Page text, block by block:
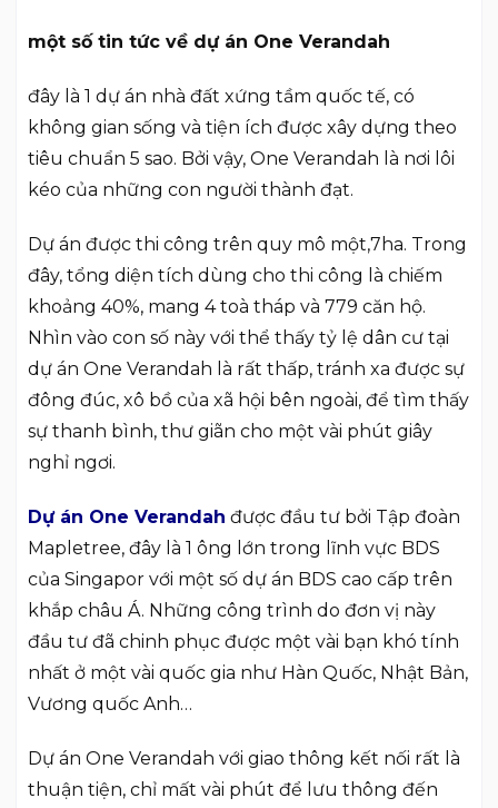
một số tin tức về dự án One Verandah
đây là 1 dự án nhà đất xứng tầm quốc tế, có
không gian sống và tiện ích được xây dựng theo
tiêu chuẩn 5 sao. Bởi vậy, One Verandah là nơi lôi
kéo của những con người thành đạt.
Dự án được thi công trên quy mô một,7ha. Trong
đây, tổng diện tích dùng cho thi công là chiếm
khoảng 40%, mang 4 toà tháp và 779 căn hộ.
Nhìn vào con số này với thể thấy tỷ lệ dân cư tại
dự án One Verandah là rất thấp, tránh xa được sự
đông đúc, xô bồ của xã hội bên ngoài, để tìm thấy
sự thanh bình, thư giãn cho một vài phút giây
nghỉ ngơi.
Dự án One Verandah được đầu tư bởi Tập đoàn
Mapletree, đây là 1 ông lớn trong lĩnh vực BDS
của Singapor với một số dự án BDS cao cấp trên
khắp châu Á. Những công trình do đơn vị này
đầu tư đã chinh phục được một vài bạn khó tính
nhất ở một vài quốc gia như Hàn Quốc, Nhật Bản,
Vương quốc Anh…
Dự án One Verandah với giao thông kết nối rất là
thuận tiện, chỉ mất vài phút để lưu thông đến